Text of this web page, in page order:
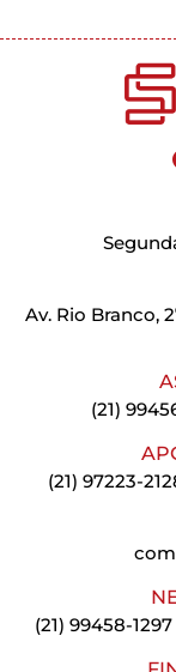
Av. Rio Branco,
(21)
(21) 97223-
(21) 99458-1297